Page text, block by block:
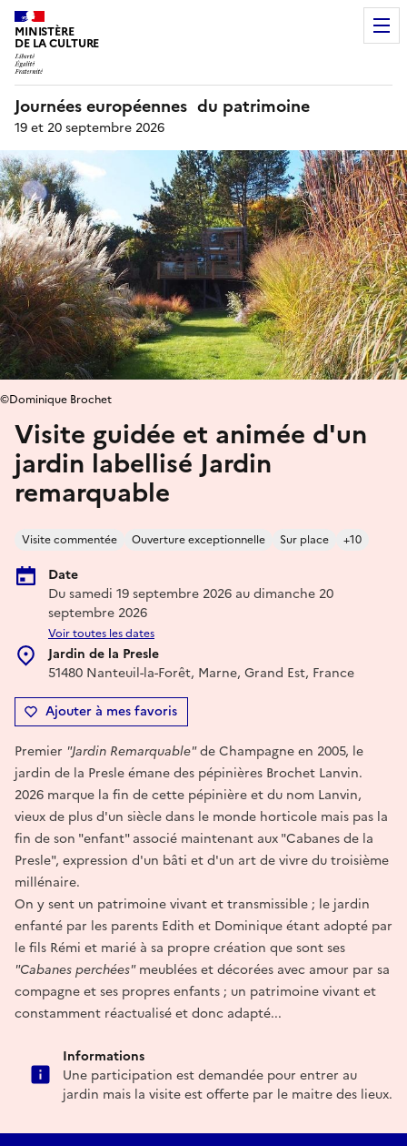
MINISTÈRE
DE LA CULTURE
Journées européennes du patrimoine
19 et 20 septembre 2026
Visite guidée et animée d'un
jardin labellisé Jardin
remarquable
Visite commentée Ouverture exceptionnelle Sur place +10
Date
Du samedi 19 septembre 2026 au dimanche 20
septembre 2026
Voir toutes les dates
Jardin de la Presle
51480 Nanteuil-la-Forêt, Marne, Grand Est, France
Ajouter à mes favoris
©Dominique Brochet
Premier "Jardin Remarquable"de Champagne en 2005, le
jardin de la Presle émane des pépinières Brochet Lanvin.
2026 marque la fin de cette pépinière et du nom Lanvin,
vieux de plus d'un siècle dans le monde horticole mais pas la
fin de son "enfant" associé maintenant aux "Cabanes de la
Presle", expression d'un bâti et d'un art de vivre du troisième
millénaire.
On y sent un patrimoine vivant et transmissible ; le jardin
enfanté par les parents Edith et Dominique étant adopté par
le fils Rémi et marié à sa propre création que sont ses
"Cabanes perchées"meublées et décorées avec amour par sa
compagne et ses propres enfants ; un patrimoine vivant et
constamment réactualisé et donc adapté...
Informations
Une participation est demandée pour entrer au
jardin mais la visite est offerte par le maitre des lieux.